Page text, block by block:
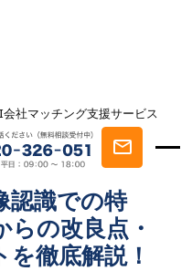
社マッチング支援サービス
記事一覧
？画像認識での特徴・前バージ
ットを徹底解説！
認識での特
の改良点・
徹底解説！